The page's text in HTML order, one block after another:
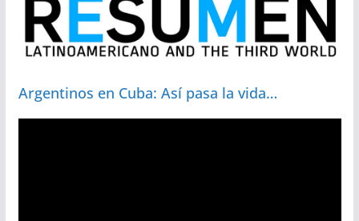
Argentinos en Cuba: Así pasa la vida…